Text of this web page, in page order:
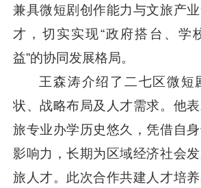
兼具微短剧创作能力与文旅产
才，切实实现“政府搭台、学
益”的协同发展格局。
王森涛介绍了二七区微短
状、战略布局及人才需求。他
旅专业办学历史悠久，凭借自
影响力，长期为区域经济社会
旅人才。此次合作共建人才培